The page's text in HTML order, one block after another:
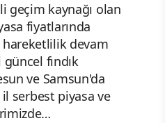
geçim kaynağı olan
fiyatlarında
devam
fındık
ve Samsun'da
serbest piyasa ve